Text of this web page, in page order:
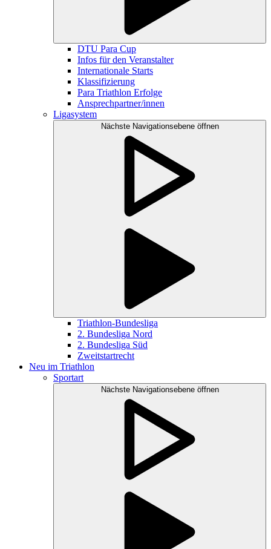
DTU Para Cup
Infos für den Veranstalter
Internationale Starts
Klassifizierung
Para Triathlon Erfolge
Ansprechpartner/innen
Ligasystem
Nächste Navigationsebene öffnen
Triathlon-Bundesliga
2. Bundesliga Nord
2. Bundesliga Süd
Zweitstartrecht
Neu im Triathlon
Sportart
Nächste Navigationsebene öffnen